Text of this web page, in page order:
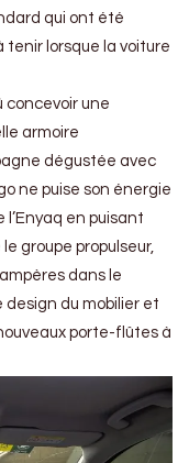
qui ont été
tenir lorsque la voiture
concevoir une
armoire
dégustée avec
ne puise son énergie
en puisant
groupe propulseur,
dans le
du mobilier et
porte-flûtes à